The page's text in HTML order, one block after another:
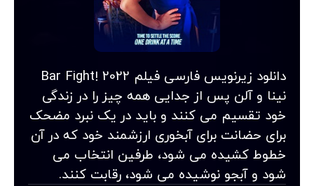
دانلود زیرنویس فارسی فیلم Bar Fight! 2022
نینا و آلن پس از جدایی همه چیز را در زندگی
خود تقسیم می کنند و باید در یک نبرد مضحک
برای حضانت برای آبخوری ارزشمند خود که در آن
خطوط کشیده می شود، طرفین انتخاب می
شود و آبجو نوشیده می شود، رقابت کنند.